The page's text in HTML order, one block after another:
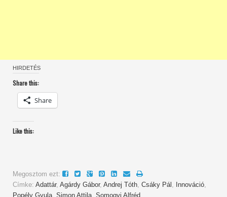
HIRDETÉS
Share this:
Share
Like this:
Megosztom ezt:
Címke: Adattár, Agárdy Gábor, Andrej Tóth, Csáky Pál , Innováció,
Popély Gyula, Simon Attila, Somogyi Alfréd